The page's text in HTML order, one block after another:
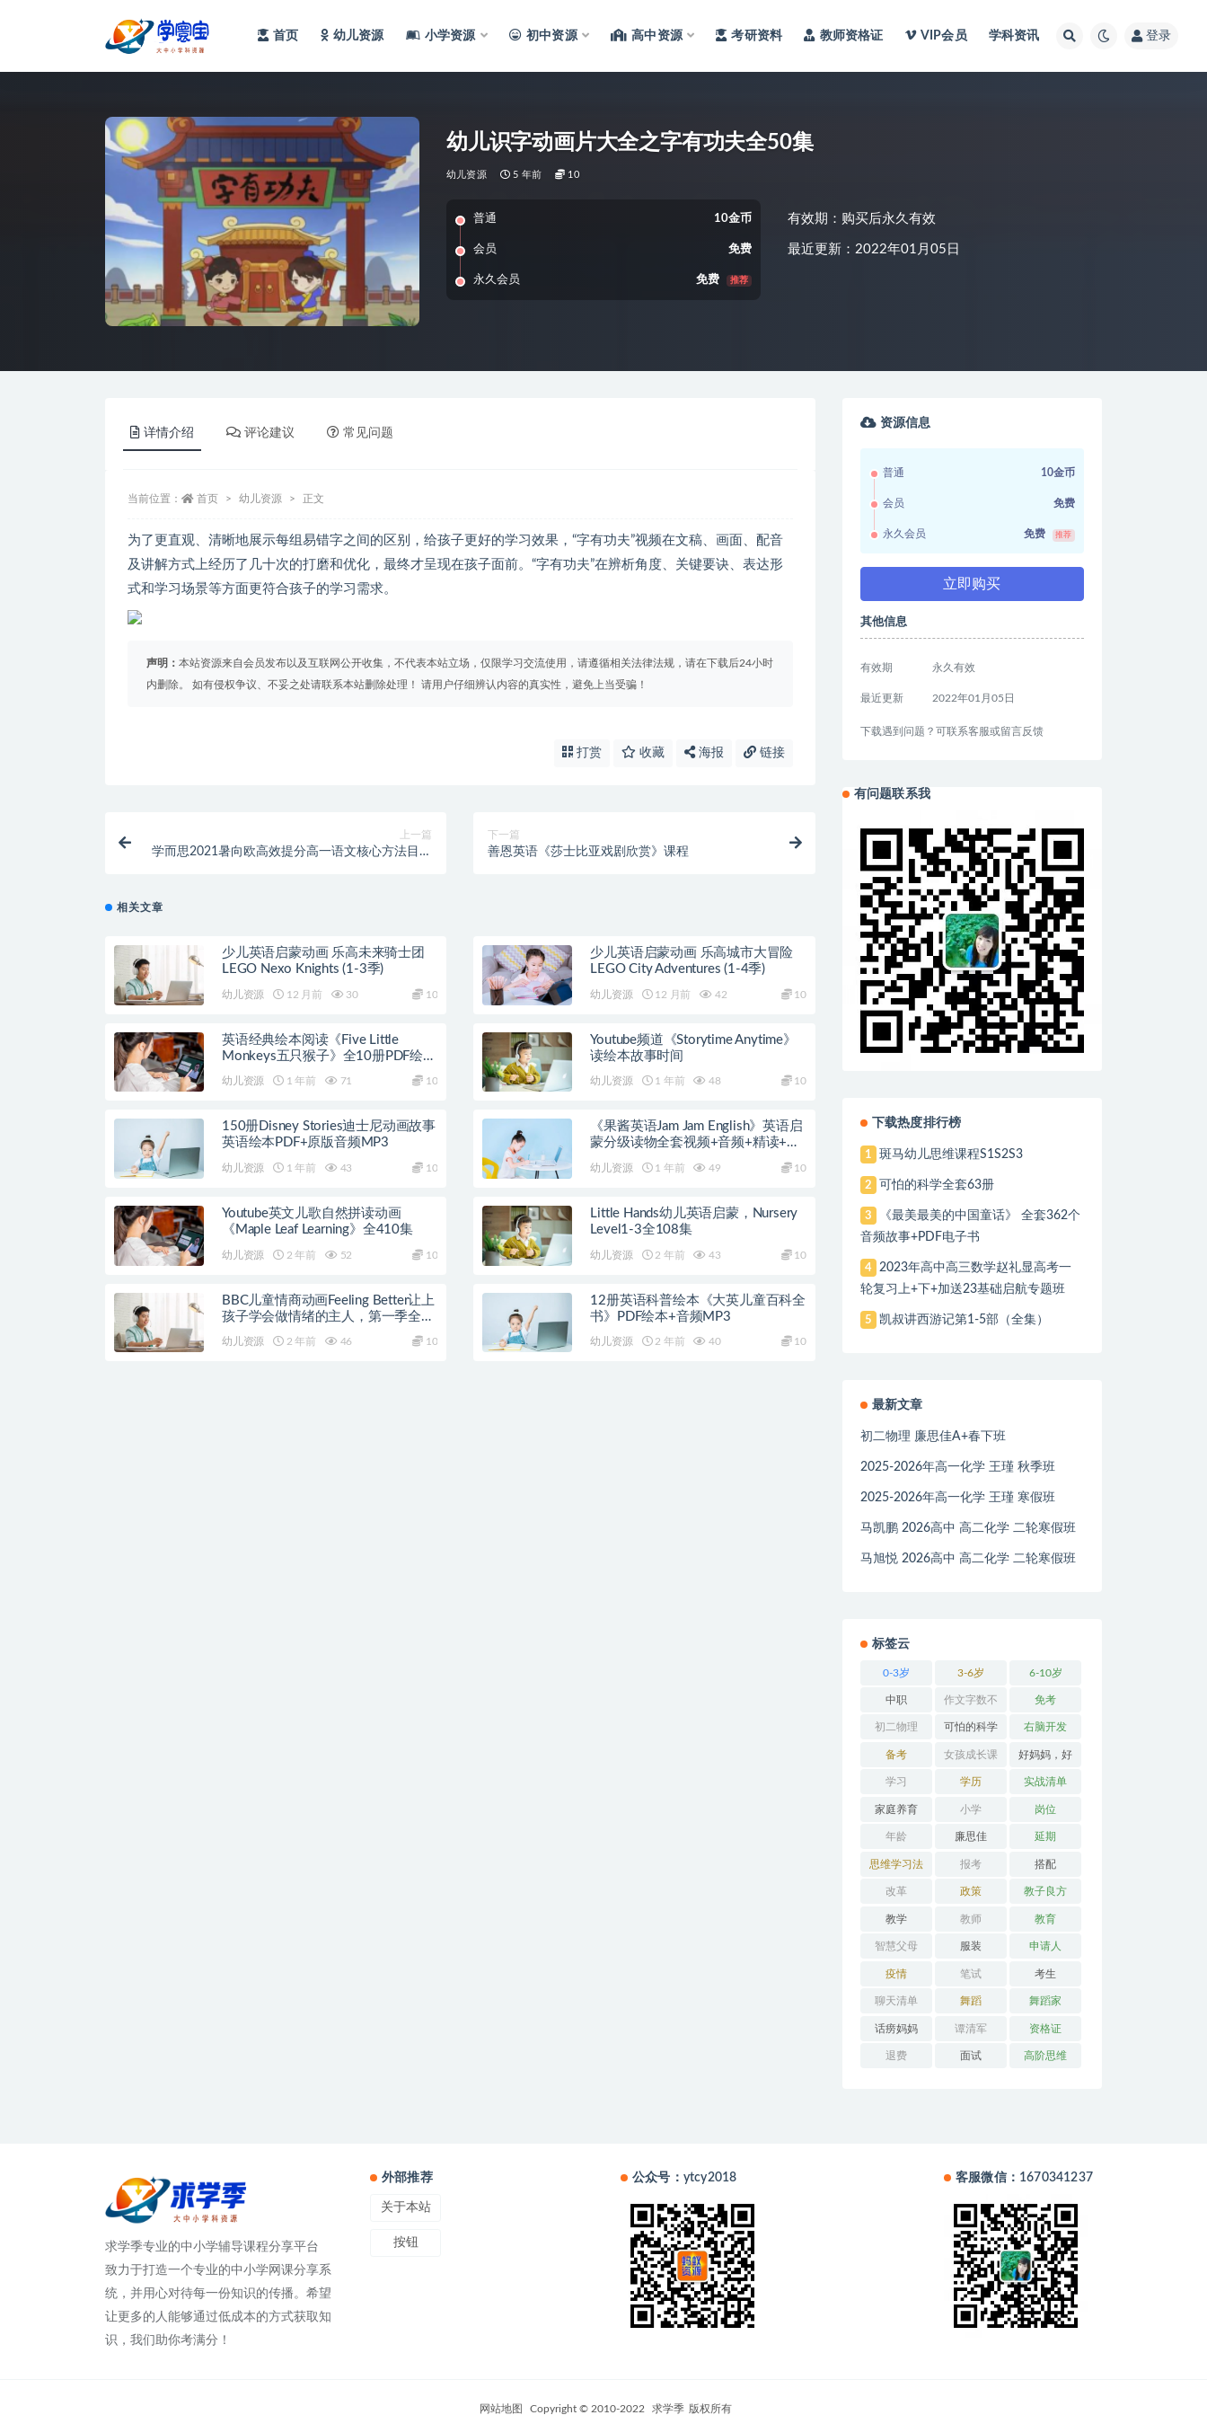
首页 幼儿资源 小学资源 初中资源 高中资源 考研资料 教师资格证 VIP会员 学科资讯 登录
幼儿识字动画片大全之字有功夫全50集
幼儿资源 5 年前 10
普通 10金币
会员 免费
永久会员 免费 推荐
有效期：购买后永久有效
最近更新：2022年01月05日
详情介绍 评论建议 常见问题
当前位置： 首页 幼儿资源 正文
为了更直观、清晰地展示每组易错字之间的区别，给孩子更好的学习效果，“字有功夫”视频在文稿、画面、配音
及讲解方式上经历了几十次的打磨和优化，最终才呈现在孩子面前。“字有功夫”在辨析角度、关键要诀、表达形
式和学习场景等方面更符合孩子的学习需求。
声明： 本站资源来自会员发布以及互联网公开收集，不代表本站立场，仅限学习交流使用，请遵循相关法律法规，请在下载后24小时
内删除。 如有侵权争议、不妥之处请联系本站删除处理！ 请用户仔细辨认内容的真实性，避免上当受骗！
打赏 收藏 海报 链接
上一篇
学而思2021暑向欧高效提分高一语文核心方法目标
下一篇
善恩英语《莎士比亚戏剧欣赏》课程
相关文章
少儿英语启蒙动画 乐高未来骑士团
LEGO Nexo Knights (1-3季)
幼儿资源 12 月前 30 10
少儿英语启蒙动画 乐高城市大冒险
LEGO City Adventures (1-4季)
幼儿资源 12 月前 42 10
英语经典绘本阅读《Five Little
Monkeys五只猴子》全10册PDF绘本
幼儿资源 1 年前 71 10
Youtube频道《Storytime Anytime》
读绘本故事时间
幼儿资源 1 年前 48 10
150册Disney Stories迪士尼动画故事
英语绘本PDF+原版音频MP3
幼儿资源 1 年前 43 10
《果酱英语Jam Jam English》英语启
蒙分级读物全套视频+音频+精读+教
幼儿资源 1 年前 49 10
Youtube英文儿歌自然拼读动画
《Maple Leaf Learning》全410集
幼儿资源 2 年前 52 10
Little Hands幼儿英语启蒙，Nursery
Level1-3全108集
幼儿资源 2 年前 43 10
BBC儿童情商动画Feeling Better让上
孩子学会做情绪的主人，第一季全25
幼儿资源 2 年前 46 10
12册英语科普绘本《大英儿童百科全
书》PDF绘本+音频MP3
幼儿资源 2 年前 40 10
资源信息
普通 10金币
会员 免费
永久会员 免费 推荐
立即购买
其他信息
有效期 永久有效
最近更新 2022年01月05日
下载遇到问题？可联系客服或留言反馈
有问题联系我
下载热度排行榜
1 斑马幼儿思维课程S1S2S3
2 可怕的科学全套63册
3
《最美最美的中国童话》 全套362个
音频故事+PDF电子书
4
2023年高中高三数学赵礼显高考一
轮复习上+下+加送23基础启航专题班
5 凯叔讲西游记第1-5部（全集）
最新文章
初二物理 廉思佳A+春下班
2025-2026年高一化学 王瑾 秋季班
2025-2026年高一化学 王瑾 寒假班
马凯鹏 2026高中 高二化学 二轮寒假班
马旭悦 2026高中 高二化学 二轮寒假班
标签云
0-3岁 3-6岁 6-10岁
中职 作文字数不
够
免考
初二物理 可怕的科学 右脑开发
备考 女孩成长课
堂
好妈妈，好
办法
学习 学历 实战清单
家庭养育 小学 岗位
年龄 廉思佳 延期
思维学习法 报考 搭配
改革 政策 教子良方
教学 教师 教育
智慧父母 服装 申请人
疫情 笔试 考生
聊天清单 舞蹈 舞蹈家
话痨妈妈 谭清军 资格证
退费 面试 高阶思维
求学季专业的中小学辅导课程分享平台
致力于打造一个专业的中小学网课分享系
统，并用心对待每一份知识的传播。希望
让更多的人能够通过低成本的方式获取知
识，我们助你考满分！
外部推荐
关于本站
按钮
公众号：ytcy2018 客服微信：1670341237
网站地图 Copyright © 2010-2022 求学季 版权所有